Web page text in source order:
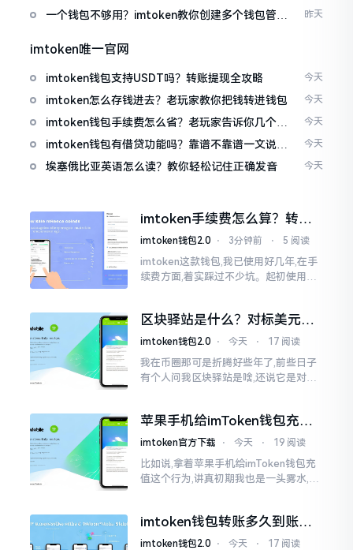
一个钱包不够用？imtoken教你创建多个钱包管理
昨天
imtoken唯一官网
imtoken钱包支持USDT吗？转账提现全攻略 今天
imtoken怎么存钱进去？老玩家教你把钱转进钱包 今天
imtoken钱包手续费怎么省？老玩家告诉你几个实
在招
今天
imtoken钱包有借贷功能吗？靠谱不靠谱一文说清
楚
今天
埃塞俄比亚英语怎么读？教你轻松记住正确发音 今天
imtoken手续费怎么算？转账
和交易所差别大了
imtoken钱包2.0 ⋅ 3分钟前 ⋅ 5 阅读
imtoken这款钱包,我已使用好几年,在手
续费方面,着实踩过不少坑。起初使用时,
明白
区块驿站是什么？对标美元的
ETH到底咋回事
imtoken钱包2.0 ⋅ 今天 ⋅ 17 阅读
我在币圈那可是折腾好些年了,前些日子
有个人问我区块驿站是啥,还说它是对标
找了些资料
苹果手机给imToken钱包充
值，这几步别搞错
imtoken官方下载 ⋅ 今天 ⋅ 19 阅读
比如说,拿着苹果手机给imToken钱包充
值这个行为,讲真初期我也是一头雾水,搞
imtoken钱包转账多久到账？
一文说清楚
imtoken钱包2.0 ⋅ 今天 ⋅ 17 阅读